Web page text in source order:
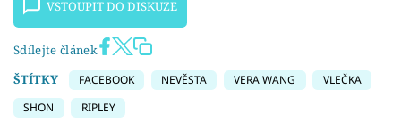
VSTOUPIT DO DISKUZE
Sdílejte článek
ŠTÍTKY
FACEBOOK NEVĚSTA VERA WANG
VLEČKA
SHON
RIPLEY